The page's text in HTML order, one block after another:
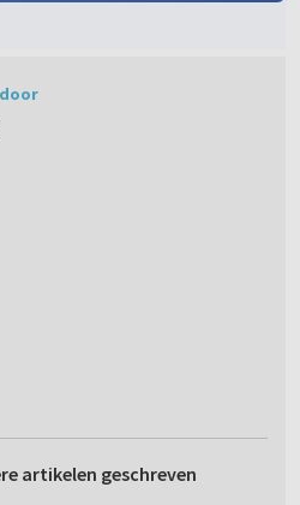
artikelen geschreven